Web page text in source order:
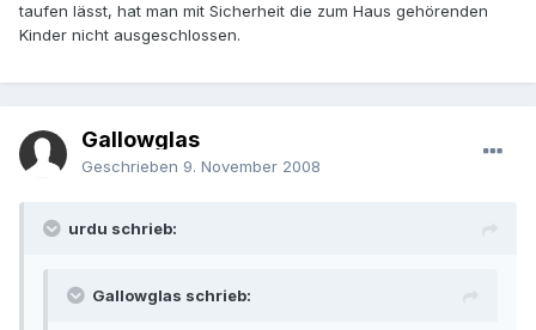
taufen lässt, hat man mit Sicherheit die zum Haus gehörenden
Kinder nicht ausgeschlossen.
Gallowglas
Geschrieben 9. November 2008
urdu schrieb:
Gallowglas schrieb: